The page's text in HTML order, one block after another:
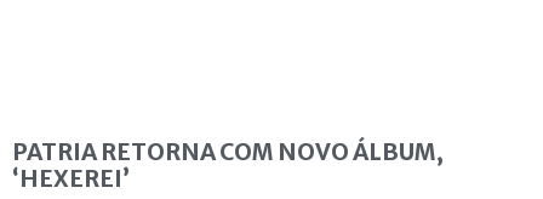
PATRIA RETORNA COM NOVO ÁLBUM,
‘HEXEREI’